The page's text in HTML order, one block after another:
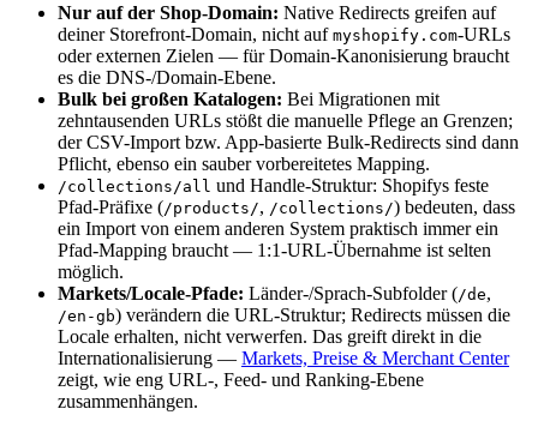
Nur auf der Shop-Domain: Native Redirects greifen auf
deiner Storefront-Domain, nicht auf myshopify.com-URLs
oder externen Zielen — für Domain-Kanonisierung braucht
es die DNS-/Domain-Ebene.
Bulk bei großen Katalogen: Bei Migrationen mit
zehntausenden URLs stößt die manuelle Pflege an Grenzen;
der CSV-Import bzw. App-basierte Bulk-Redirects sind dann
Pflicht, ebenso ein sauber vorbereitetes Mapping.
/collections/all und Handle-Struktur: Shopifys feste
Pfad-Präfixe (/products/, /collections/) bedeuten, dass
ein Import von einem anderen System praktisch immer ein
Pfad-Mapping braucht — 1:1-URL-Übernahme ist selten
möglich.
Markets/Locale-Pfade: Länder-/Sprach-Subfolder (/de,
/en-gb) verändern die URL-Struktur; Redirects müssen die
Locale erhalten, nicht verwerfen. Das greift direkt in die
Internationalisierung — Markets, Preise & Merchant Center
zeigt, wie eng URL-, Feed- und Ranking-Ebene
zusammenhängen.